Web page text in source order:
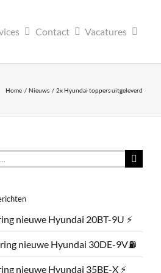
Contact Vacatures
Home Nieuws 2x Hyundai toppers uitgeleverd
nieuwe Hyundai 20BT-9U ⚡
nieuwe Hyundai 30DE-9V⛽
nieuwe Hyundai 35BE-X ⚡